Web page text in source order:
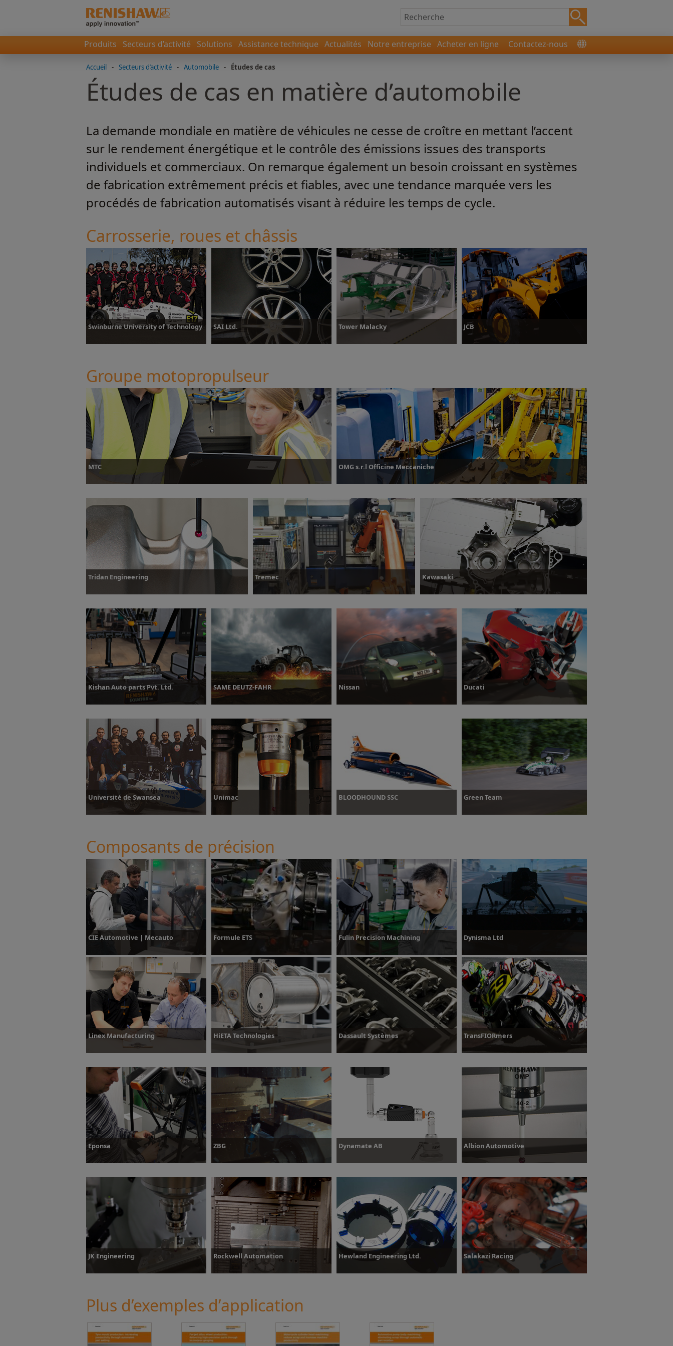
Produits Secteurs d’activité Solutions Assistance technique Actualités Notre entreprise Acheter en ligne Contactez-nous
Accueil - Secteurs d’activité - Automobile - Études de cas
Études de cas en matière d’automobile
La demande mondiale en matière de véhicules ne cesse de croître en mettant l’accent
sur le rendement énergétique et le contrôle des émissions issues des transports
individuels et commerciaux. On remarque également un besoin croissant en systèmes
de fabrication extrêmement précis et fiables, avec une tendance marquée vers les
procédés de fabrication automatisés visant à réduire les temps de cycle.
Carrosserie, roues et châssis
Swinburne University of Technology
Plus d’informations
SAI Ltd.
Plus d’informations
Tower Malacky
Plus d’informations
JCB
Plus d’informations
Groupe motopropulseur
MTC
Plus d’informations
OMG s.r.l Officine Meccaniche
Plus d’informations
Tridan Engineering
Plus d’informations
Tremec
Plus d’informations
Kawasaki
Plus d’informations
Kishan Auto parts Pvt. Ltd.
Plus d’informations
SAME DEUTZ-FAHR
Plus d’informations
Nissan
Plus d’informations
Ducati
Plus d’informations
Université de Swansea
Plus d’informations
Unimac
Plus d’informations
BLOODHOUND SSC
Plus d’informations
Green Team
Plus d’informations
Composants de précision
CIE Automotive | Mecauto
Plus d’informations
Formule ETS
Plus d’informations
Fulin Precision Machining
Plus d’informations
Dynisma Ltd
Plus d’informations
Linex Manufacturing
Plus d’informations
HiETA Technologies
Plus d’informations
Dassault Systèmes TransFIORmers
Plus d’informations
Eponsa
Plus d’informations
ZBG
Plus d’informations
Dynamate AB
Plus d’informations
Albion Automotive
Plus d’informations
JK Engineering Rockwell Automation Hewland Engineering Ltd. Salakazi Racing
Plus d’exemples d’application